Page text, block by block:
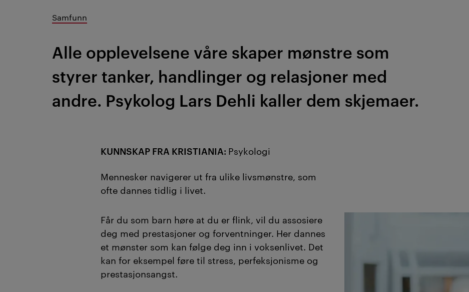
Samfunn
Alle opplevelsene våre skaper mønstre som
styrer tanker, handlinger og relasjoner med
andre. Psykolog Lars Dehli kaller dem skjemaer.
KUNNSKAP FRA KRISTIANIA: Psykologi
Mennesker navigerer ut fra ulike livsmønstre, som
ofte dannes tidlig i livet.
Får du som barn høre at du er flink, vil du assosiere
deg med prestasjoner og forventninger. Her dannes
et mønster som kan følge deg inn i voksenlivet. Det
kan for eksempel føre til stress, perfeksjonisme og
prestasjonsangst.